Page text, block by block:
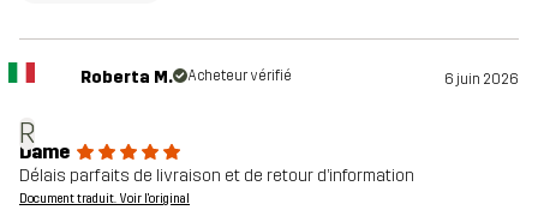
R
Roberta M. Acheteur vérifié 6 juin 2026
Dame
Délais parfaits de livraison et de retour d’information
Document traduit. Voir l'original